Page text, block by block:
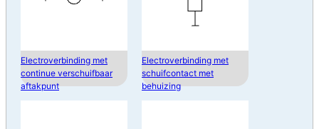
Electroverbinding met
continue verschuifbaar
aftakpunt
Electroverbinding met
schuifcontact met
behuizing